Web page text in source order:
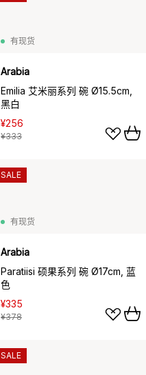
有现货
Arabia
Emilia 艾米丽系列 碗 Ø15.5cm,
黑白
¥256
¥333
有现货
Arabia
Paratiisi 硕果系列 碗 Ø17cm, 蓝
色
¥335
¥378
SALE
SALE